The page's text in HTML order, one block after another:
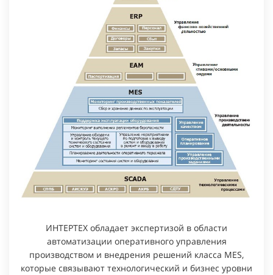
ИНТЕРТЕХ обладает экспертизой в области
автоматизации оперативного управления
производством и внедрения решений класса MES,
которые связывают технологический и бизнес уровни